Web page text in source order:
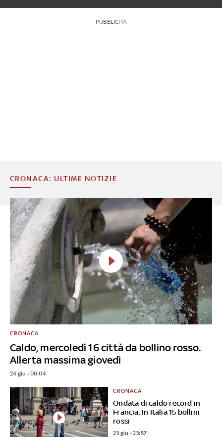
PUBBLICITÀ
CRONACA: ULTIME NOTIZIE
Caldo, mercoledì 16 città da bollino rosso.
Allerta massima giovedì
CRONACA
24 giu - 00:04
Ondata di caldo record in
Francia. In Italia 15 bollini
rossi
CRONACA
23 giu - 23:57